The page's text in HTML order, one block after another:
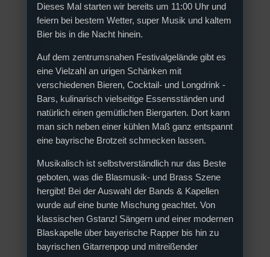
Dieses Mal starten wir bereits um 11:00 Uhr und
feiern bei bestem Wetter, super Musik und kaltem
Bier bis in die Nacht hinein.
Auf dem zentrumsnahen Festivalgelände gibt es
eine Vielzahl an urigen Schänken mit
verschiedenen Bieren, Cocktail- und Longdrink -
Bars, kulinarisch vielseitige Essensständen und
natürlich einen gemütlichen Biergarten. Dort kann
man sich neben einer kühlen Maß ganz entspannt
eine bayrische Brotzeit schmecken lassen.
Musikalisch ist selbstverständlich nur das Beste
geboten, was die Blasmusik- und Brass Szene
hergibt! Bei der Auswahl der Bands & Kapellen
wurde auf eine bunte Mischung geachtet. Von
klassischen Gstanzl Sängern und einer modernen
Blaskapelle über bayerische Rapper bis hin zu
bayrischen Gitarrenpop und mitreißender